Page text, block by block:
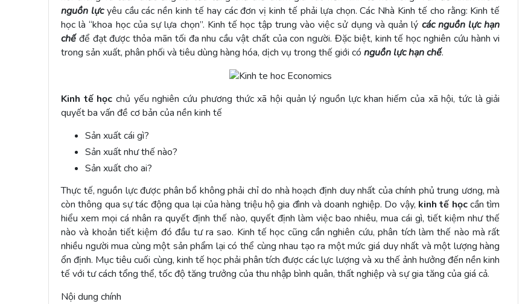
nguồn lựcyêu cầu các nền kinh tế hay các đơn vị kinh tế phải lựa chọn. Các Nhà Kinh tế cho rằng: Kinh tế
học là “khoa học của sự lựa chọn”. Kinh tế học tập trung vào việc sử dụng và quản lý các nguồn lực hạn
chếđể đạt được thỏa mãn tối đa nhu cầu vật chất của con người. Đặc biệt, kinh tế học nghiên cứu hành vi
trong sản xuất, phân phối và tiêu dùng hàng hóa, dịch vụ trong thế giới có nguồn lực hạn chế.
Kinh tế học chủ yếu nghiên cứu phương thức xã hội quản lý nguồn lực khan hiếm của xã hội, tức là giải
quyết ba vấn đề cơ bản của nền kinh tế
Sản xuất cái gì?
Sản xuất như thế nào?
Sản xuất cho ai?
Thực tế, nguồn lực được phân bổ không phải chỉ do nhà hoạch định duy nhất của chính phủ trung ương, mà
còn thông qua sự tác động qua lại của hàng triệu hộ gia đình và doanh nghiệp. Do vậy, kinh tế họccần tìm
hiểu xem mọi cá nhân ra quyết định thế nào, quyết định làm việc bao nhiêu, mua cái gì, tiết kiệm như thế
nào và khoản tiết kiệm đó đầu tư ra sao. Kinh tế học cũng cần nghiên cứu, phân tích làm thế nào mà rất
nhiều người mua cùng một sản phẩm lại có thể cùng nhau tạo ra một mức giá duy nhất và một lượng hàng
ổn định. Mục tiêu cuối cùng, kinh tế học phải phân tích được các lực lượng và xu thế ảnh hưởng đến nền kinh
tế với tư cách tổng thể, tốc độ tăng trưởng của thu nhập bình quân, thất nghiệp và sự gia tăng của giá cả.
Nội dung chính